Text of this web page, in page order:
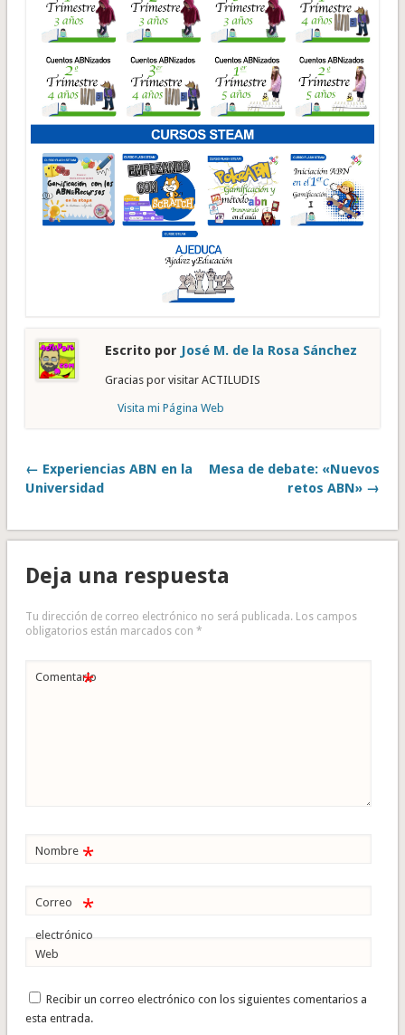
Escrito por José M. de la Rosa Sánchez
Gracias por visitar ACTILUDIS
Visita mi Página Web
← Experiencias ABN en la
Universidad
Mesa de debate: «Nuevos
retos ABN» →
Deja una respuesta
Tu dirección de correo electrónico no será publicada. Los campos
obligatorios están marcados con *
Comentario
*
Nombre *
Correo
electrónico
*
Web
Recibir un correo electrónico con los siguientes comentarios a
esta entrada.